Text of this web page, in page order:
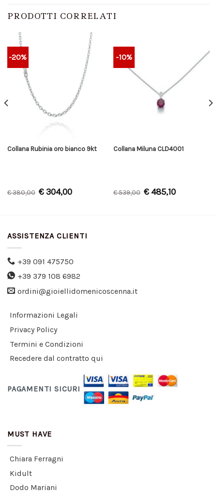
PRODOTTI CORRELATI
-20%
Collana Rubinia oro bianco 9kt
€380,00 €304,00
-10%
Collana Miluna CLD4001
€539,00 €485,10
ASSISTENZA CLIENTI
+39 091 475750
+39 379 108 6982
ordini@gioiellidomenicoscenna.it
Informazioni Legali
Privacy Policy
Termini e Condizioni
Recedere dal contratto qui
PAGAMENTI SICURI
MUST HAVE
Chiara Ferragni
Kidult
Dodo Mariani